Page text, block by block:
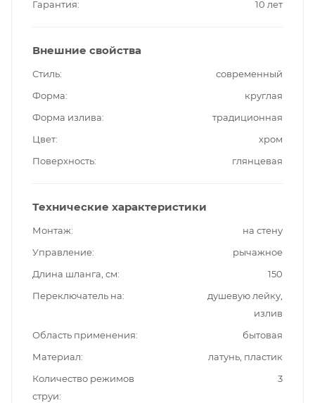
Гарантия 10 лет
Внешние свойства
Стиль
современный
Форма
круглая
Форма излива
традиционная
Цвет
хром
Поверхность
глянцевая
Технические характеристики
Монтаж
на стену
Управление
рычажное
Длина шланга, см
150
Переключатель на
душевую лейку,
излив
Область применения
бытовая
Материал
латунь, пластик
Количество режимов
струи
3